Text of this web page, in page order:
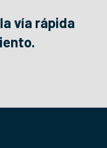
vía rápida